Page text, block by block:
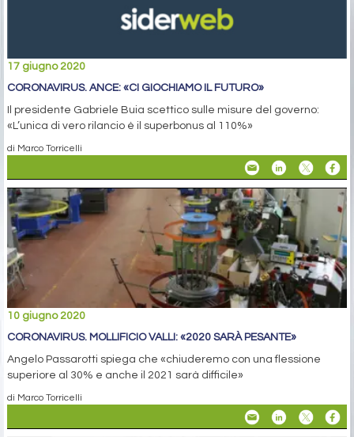
17 giugno 2020
CORONAVIRUS. ANCE: «CI GIOCHIAMO IL FUTURO»
Il presidente Gabriele Buia scettico sulle misure del governo:
«L’unica di vero rilancio è il superbonus al 110%»
di Marco Torricelli
10 giugno 2020
CORONAVIRUS. MOLLIFICIO VALLI: «2020 SARÀ PESANTE»
Angelo Passarotti spiega che «chiuderemo con una flessione
superiore al 30% e anche il 2021 sarà difficile»
di Marco Torricelli